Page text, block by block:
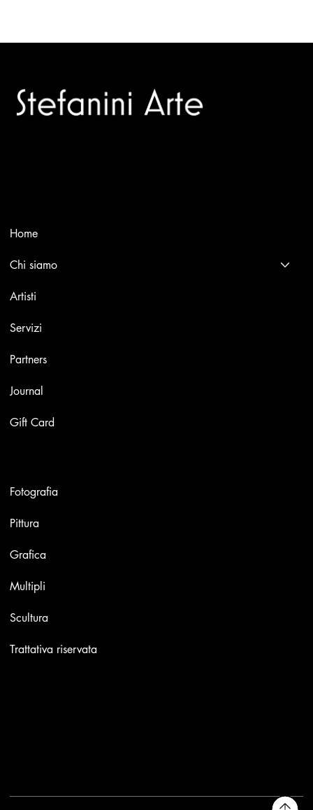
Home
Chi siamo
Artisti
Servizi
Partners
Journal
Gift Card
Fotografia
Pittura
Grafica
Multipli
Scultura
Trattativa riservata